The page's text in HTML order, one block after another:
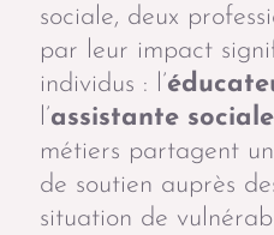
sociale, deux
par leur impact
individus : l’
l’assistante sociale
métiers partagent
de soutien auprès
situation de